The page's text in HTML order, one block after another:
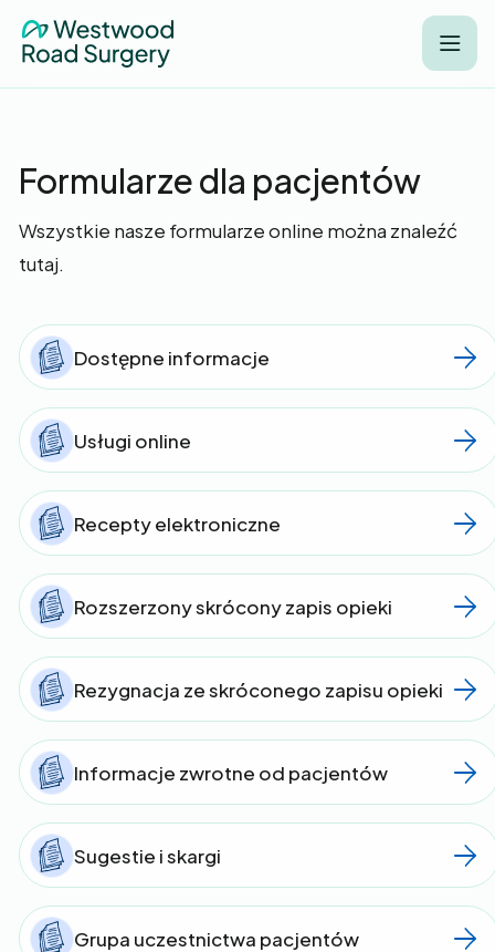
Formularze dla pacjentów
Wszystkie nasze formularze online można znaleźć
tutaj.
Dostępne informacje
Usługi online
Recepty elektroniczne
Rozszerzony skrócony zapis opieki
Rezygnacja ze skróconego zapisu opieki
Informacje zwrotne od pacjentów
Sugestie i skargi
Grupa uczestnictwa pacjentów